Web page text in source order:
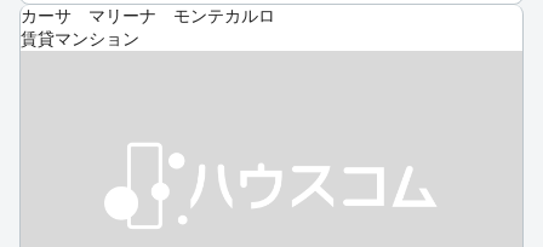
カーサ マリーナ モンテカルロ
賃貸マンション